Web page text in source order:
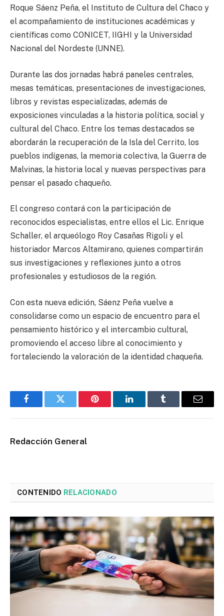
Roque Sáenz Peña, el Instituto de Cultura del Chaco y
el acompañamiento de instituciones académicas y
científicas como CONICET, IIGHI y la Universidad
Nacional del Nordeste (UNNE).
Durante las dos jornadas habrá paneles centrales,
mesas temáticas, presentaciones de investigaciones,
libros y revistas especializadas, además de
exposiciones vinculadas a la historia política, social y
cultural del Chaco. Entre los temas destacados se
abordarán la recuperación de la Isla del Cerrito, los
pueblos indígenas, la memoria colectiva, la Guerra de
Malvinas, la historia local y nuevas perspectivas para
pensar el pasado chaqueño.
El congreso contará con la participación de
reconocidos especialistas, entre ellos el Lic. Enrique
Schaller, el arqueólogo Roy Casañas Rigoli y el
historiador Marcos Altamirano, quienes compartirán
sus investigaciones y reflexiones junto a otros
profesionales y estudiosos de la región.
Con esta nueva edición, Sáenz Peña vuelve a
consolidarse como un espacio de encuentro para el
pensamiento histórico y el intercambio cultural,
promoviendo el acceso libre al conocimiento y
fortaleciendo la valoración de la identidad chaqueña.
FacebookTwitter Pinterest LinkedInTumblr Email
Redacción General
CONTENIDO RELACIONADO